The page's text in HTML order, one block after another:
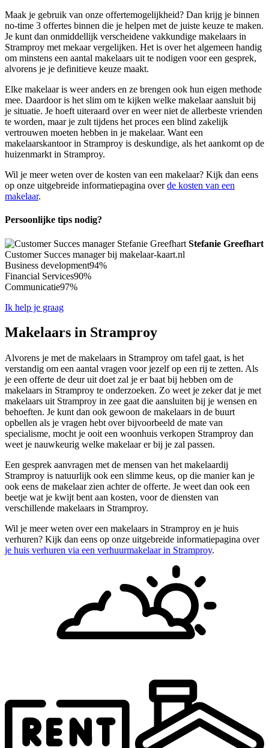
Maak je gebruik van onze offertemogelijkheid? Dan krijg je binnen
no-time 3 offertes binnen die je helpen met de juiste keuze te maken.
Je kunt dan onmiddellijk verscheidene vakkundige makelaars in
Stramproy met mekaar vergelijken. Het is over het algemeen handig
om minstens een aantal makelaars uit te nodigen voor een gesprek,
alvorens je je definitieve keuze maakt.
Elke makelaar is weer anders en ze brengen ook hun eigen methode
mee. Daardoor is het slim om te kijken welke makelaar aansluit bij
je situatie. Je hoeft uiteraard over en weer niet de allerbeste vrienden
te worden, maar je zult tijdens het proces een blind zakelijk
vertrouwen moeten hebben in je makelaar. Want een
makelaarskantoor in Stramproy is deskundige, als het aankomt op de
huizenmarkt in Stramproy.
Wil je meer weten over de kosten van een makelaar? Kijk dan eens
op onze uitgebreide informatiepagina overde kosten van een
makelaar.
Persoonlijke tips nodig?
Stefanie Greefhart
Customer Succes manager bij makelaar-kaart.nl
Business development94%
Financial Services90%
Communicatie97%
Ik help je graag
Makelaars in Stramproy
Alvorens je met de makelaars in Stramproy om tafel gaat, is het
verstandig om een aantal vragen voor jezelf op een rij te zetten. Als
je een offerte de deur uit doet zal je er baat bij hebben om de
makelaars in Stramproy te onderzoeken. Zo weet je zeker dat je met
makelaars uit Stramproy in zee gaat die aansluiten bij je wensen en
behoeften. Je kunt dan ook gewoon de makelaars in de buurt
opbellen als je vragen hebt over bijvoorbeeld de mate van
specialisme, mocht je ooit een woonhuis verkopen Stramproy dan
weet je nauwkeurig welke makelaar er bij je zal passen.
Een gesprek aanvragen met de mensen van het makelaardij
Stramproy is natuurlijk ook een slimme keus, op die manier kan je
ook eens de makelaar zien achter de offerte. Je weet dan ook een
beetje wat je kwijt bent aan kosten, voor de diensten van
verschillende makelaars in Stramproy.
Wil je meer weten over een makelaars in Stramproy en je huis
verhuren? Kijk dan eens op onze uitgebreide informatiepagina over
je huis verhuren via een verhuurmakelaar in Stramproy.